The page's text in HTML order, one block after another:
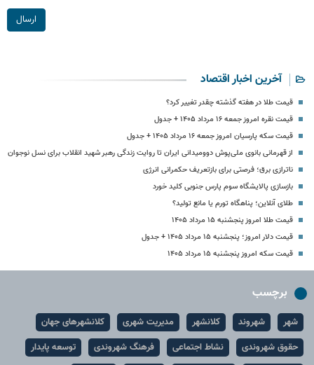
ارسال
آخرین اخبار اقتصاد
قیمت طلا در هفته گذشته چقدر تغییر کرد؟
قیمت نقره امروز جمعه ۱۶ مرداد ۱۴۰۵ + جدول
قیمت سکه پارسیان امروز جمعه ۱۶ مرداد ۱۴۰۵ + جدول
از قهرمانی بانوی ملی‌پوش دوومیدانی ایران تا روایت زندگی رهبر شهید انقلاب برای نسل نوجوان
ناترازی برق؛ فرصتی برای بازتعریف حکمرانی انرژی
بازسازی پالایشگاه سوم پارس جنوبی کلید خورد
طلای آنلاین؛ پناهگاه تورم یا مانع تولید؟
قیمت طلا امروز پنجشنبه ۱۵ مرداد ۱۴۰۵
قیمت دلار امروز؛ پنجشنبه ۱۵ مرداد ۱۴۰۵ + جدول
قیمت سکه امروز پنجشنبه ۱۵ مرداد ۱۴۰۵
برچسب
شهر شهروند کلانشهر مدیریت شهری
کلانشهرهای جهان
حقوق شهروندی
نشاط اجتماعی فرهنگ شهروندی
توسعه پایدار